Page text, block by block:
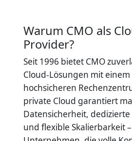
Warum CMO als
Provider?
Seit 1996 bietet CMO
Cloud-Lösungen mit
hochsicheren
private Cloud garantiert
Datensicherheit, dedizierte
und flexible Skalierbarkeit